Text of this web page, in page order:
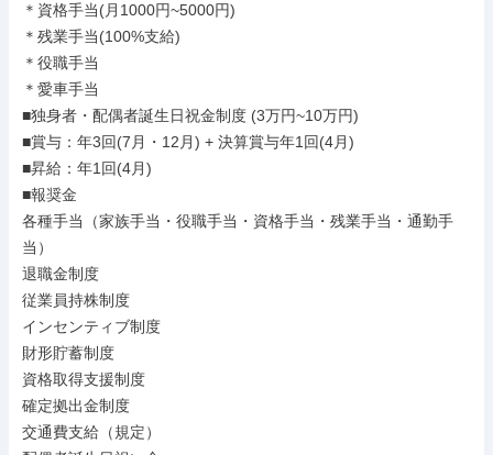
＊資格手当(月1000円~5000円)
＊残業手当(100%支給)
＊役職手当
＊愛車手当
■独身者・配偶者誕生日祝金制度 (3万円~10万円)
■賞与：年3回(7月・12月) + 決算賞与年1回(4月)
■昇給：年1回(4月)
■報奨金
各種手当（家族手当・役職手当・資格手当・残業手当・通勤手
当）
退職金制度
従業員持株制度
インセンティブ制度
財形貯蓄制度
資格取得支援制度
確定拠出金制度
交通費支給（規定）